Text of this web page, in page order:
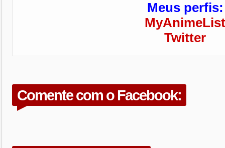
Meus perfis:
MyAnimeList
Twitter
Comente com o Facebook: